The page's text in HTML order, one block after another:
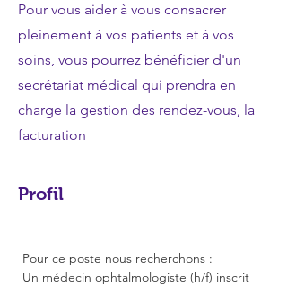
Pour vous aider à vous consacrer
pleinement à vos patients et à vos
soins, vous pourrez bénéficier d'un
secrétariat médical qui prendra en
charge la gestion des rendez-vous, la
facturation
Profil
Pour ce poste nous recherchons :
Un médecin ophtalmologiste (h/f) inscrit